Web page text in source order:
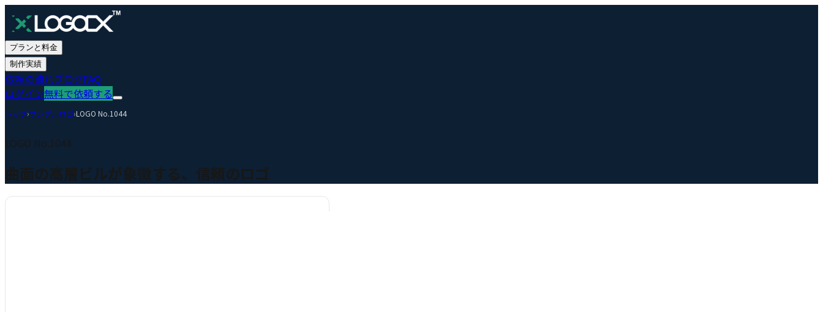
プランと料金
制作実績
依頼の流れブログFAQ
ログイン無料で依頼する
トップ›サンプルロゴ›LOGO No.1044
LOGO No.1044
曲面の高層ビルが象徴する、信頼のロゴ